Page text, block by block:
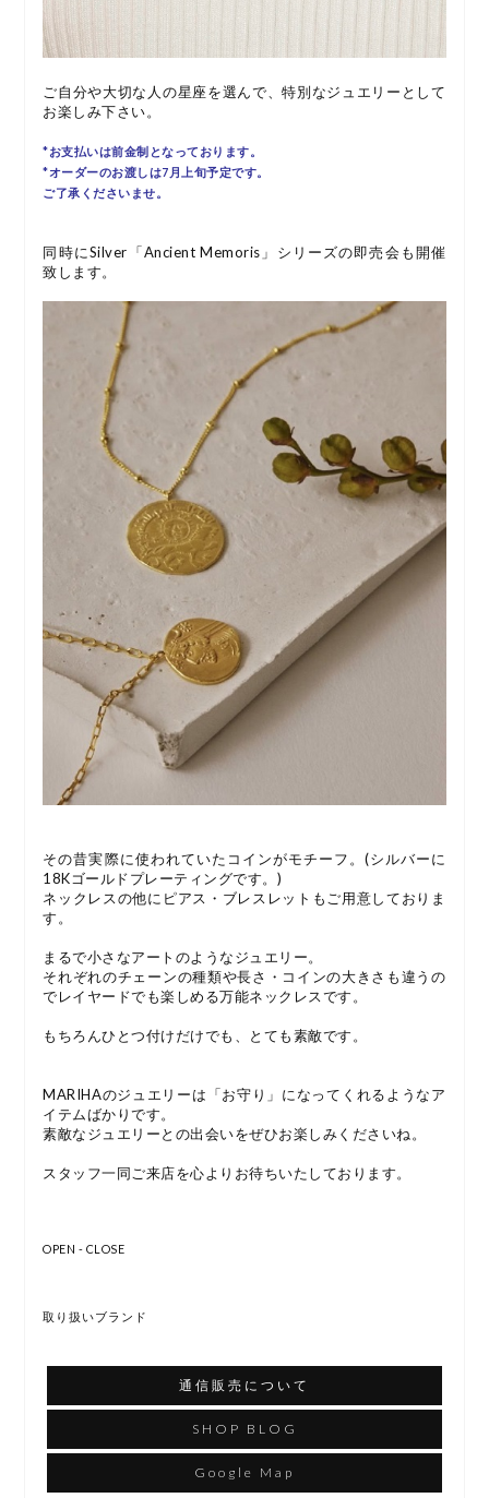
ご自分や大切な人の星座を選んで、特別なジュエリーとして
お楽しみ下さい。
*お支払いは前金制となっております。
*オーダーのお渡しは7月上旬予定です。
ご了承くださいませ。
同時にSilver「Ancient Memoris」シリーズの即売会も開催
致します。
その昔実際に使われていたコインがモチーフ。(シルバーに
18Kゴールドプレーティングです。)
ネックレスの他にピアス・ブレスレットもご用意しておりま
す。
まるで小さなアートのようなジュエリー。
それぞれのチェーンの種類や長さ・コインの大きさも違うの
でレイヤードでも楽しめる万能ネックレスです。
もちろんひとつ付けだけでも、とても素敵です。
MARIHAのジュエリーは「お守り」になってくれるようなア
イテムばかりです。
素敵なジュエリーとの出会いをぜひお楽しみくださいね。
スタッフ一同ご来店を心よりお待ちいたしております。
OPEN - CLOSE
取り扱いブランド
通信販売について
SHOP BLOG
Google Map